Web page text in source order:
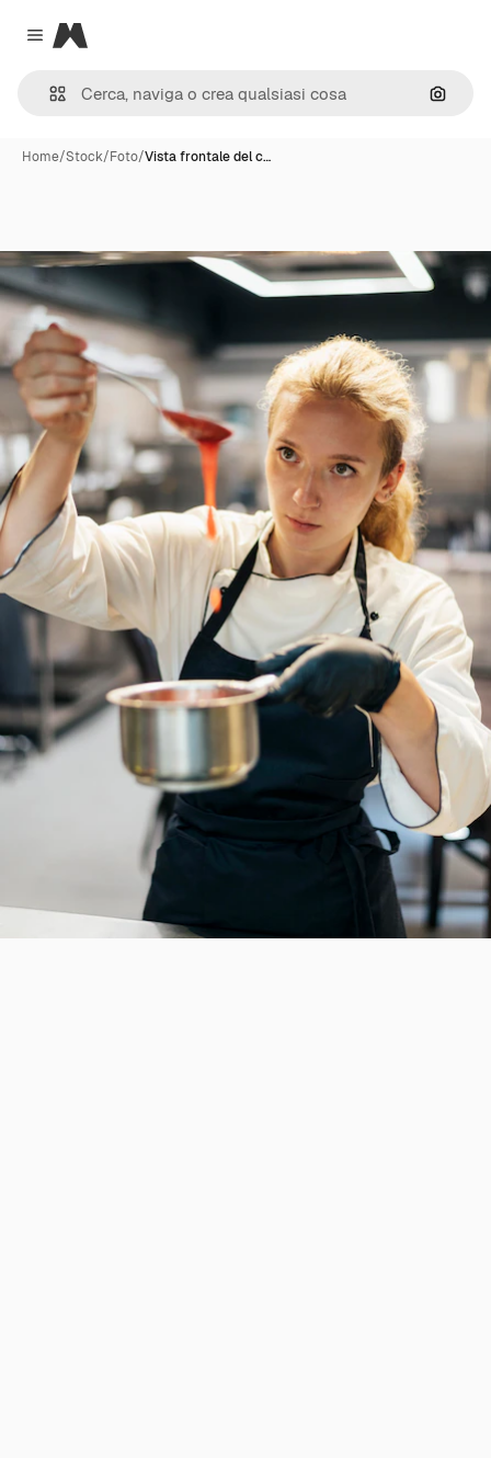
Close menu
Magnific
Cerca
Home/Stock/Foto/Vista frontale del c…